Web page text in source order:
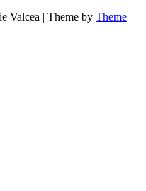
Valcea | Theme by Theme